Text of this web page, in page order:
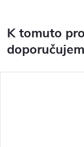
K tomuto